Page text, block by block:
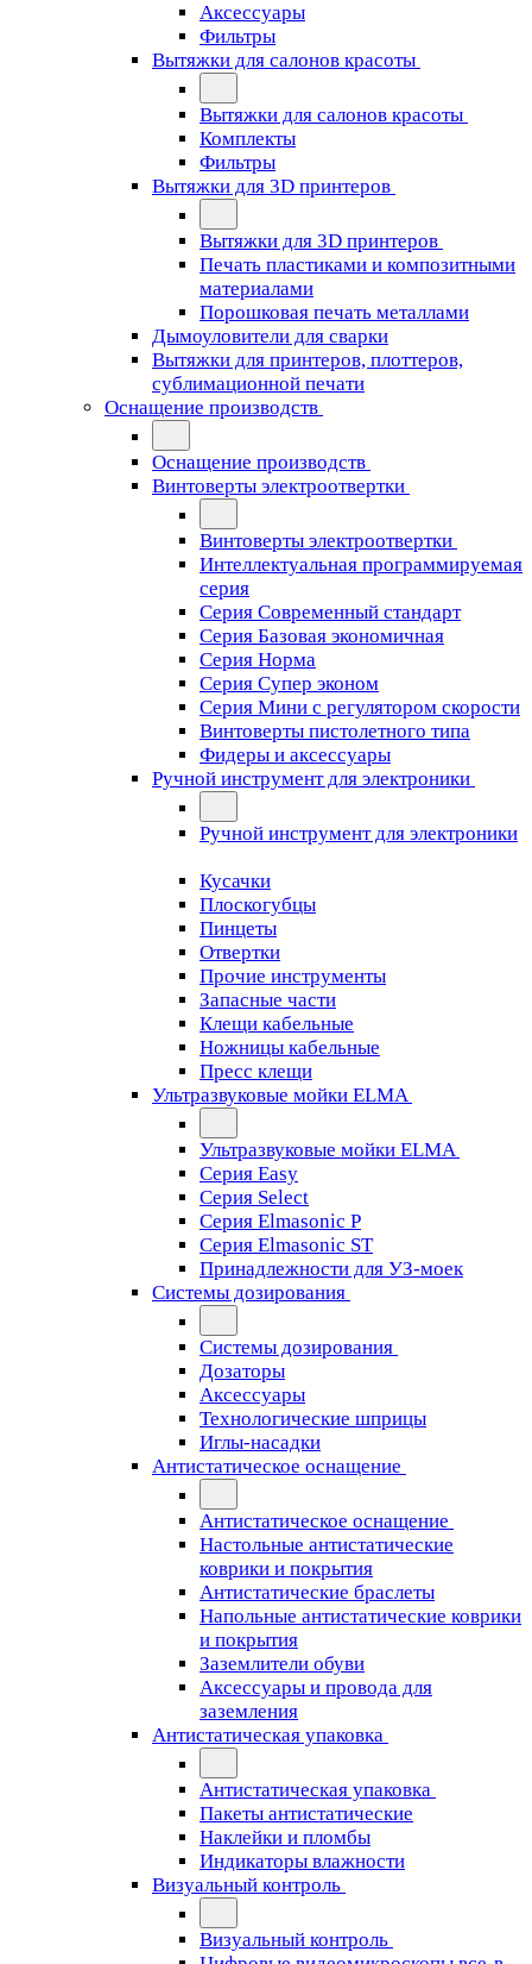
Аксессуары
Фильтры
Вытяжки для салонов красоты
Вытяжки для салонов красоты
Комплекты
Фильтры
Вытяжки для 3D принтеров
Вытяжки для 3D принтеров
Печать пластиками и композитными
материалами
Порошковая печать металлами
Дымоуловители для сварки
Вытяжки для принтеров, плоттеров,
сублимационной печати
Оснащение производств
Оснащение производств
Винтоверты электроотвертки
Винтоверты электроотвертки
Интеллектуальная программируемая
серия
Серия Современный стандарт
Серия Базовая экономичная
Серия Норма
Серия Cупер эконом
Серия Мини с регулятором скорости
Винтоверты пистолетного типа
Фидеры и аксессуары
Ручной инструмент для электроники
Ручной инструмент для электроники
Кусачки
Плоскогубцы
Пинцеты
Отвертки
Прочие инструменты
Запасные части
Клещи кабельные
Ножницы кабельные
Пресс клещи
Ультразвуковые мойки ELMA
Ультразвуковые мойки ELMA
Серия Easy
Серия Select
Серия Elmasonic P
Серия Elmasonic ST
Принадлежности для УЗ-моек
Системы дозирования
Системы дозирования
Дозаторы
Аксессуары
Технологические шприцы
Иглы-насадки
Антистатическое оснащение
Антистатическое оснащение
Настольные антистатические
коврики и покрытия
Антистатические браслеты
Напольные антистатические коврики
и покрытия
Заземлители обуви
Аксессуары и провода для
заземления
Антистатическая упаковка
Антистатическая упаковка
Пакеты антистатические
Наклейки и пломбы
Индикаторы влажности
Визуальный контроль
Визуальный контроль